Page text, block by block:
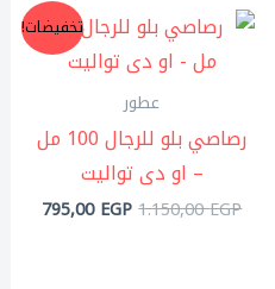
تخفيضات!
عطور
رصاصي بلو للرجال 100 مل
– او دى تواليت
1.150,00EGP
السعر
الأصلي
هو:
1.150,00 EGP.
795,00EGP
السعر
هو: